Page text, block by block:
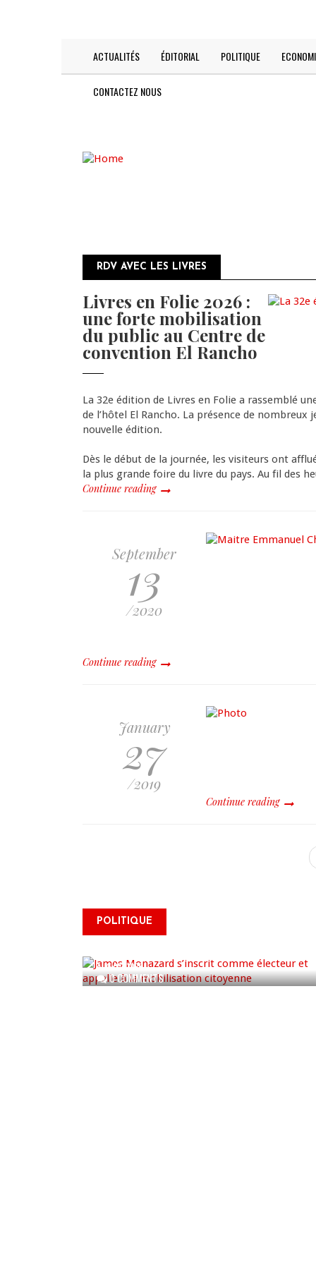
Main
navigation
ACTUALITÉS ÉDITORIAL POLITIQUE
CONTACTEZ NOUS
RDV AVEC LES LIVRES
Livres en Folie 2026 :
une forte mobilisation
du public au Centre de
convention El Rancho
La 32e édition de Livres en Folie a rassemblé
de l’hôtel El Rancho. La présence de
nouvelle édition.
Dès le début de la journée, les visiteurs ont
la plus grande foire du livre du pays. Au fil des
Continue reading
September
13
/2020
Continue reading
January
27
/2019
Continue reading
Pagination
POLITIQUE
0 COMMENTS
James Monazard s’inscrit
comme électeur et appelle à
AUG 07, 2026